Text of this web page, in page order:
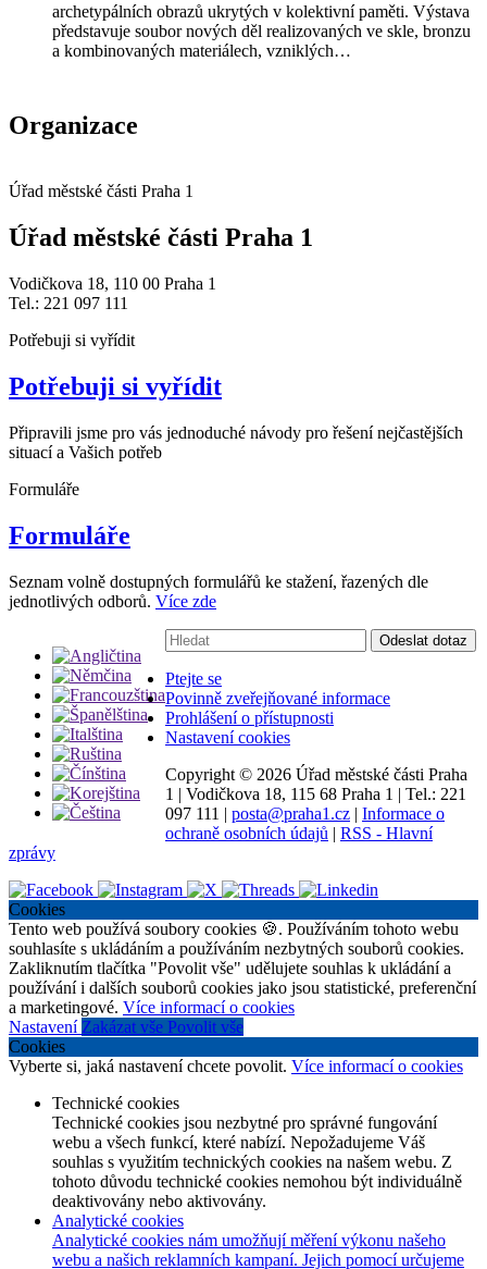
archetypálních obrazů ukrytých v kolektivní paměti. Výstava
představuje soubor nových děl realizovaných ve skle, bronzu
a kombinovaných materiálech, vzniklých…
Organizace
Úřad městské části Praha 1
Úřad městské části Praha 1
Vodičkova 18, 110 00 Praha 1
Tel.: 221 097 111
Potřebuji si vyřídit
Potřebuji si vyřídit
Připravili jsme pro vás jednoduché návody pro řešení nejčastějších
situací a Vašich potřeb
Formuláře
Formuláře
Seznam volně dostupných formulářů ke stažení, řazených dle
jednotlivých odborů. Více zde
Vyhledávání:
Odeslat dotaz
Ptejte se
Povinně zveřejňované informace
Prohlášení o přístupnosti
Nastavení cookies
Copyright © 2026 Úřad městské části Praha
1 | Vodičkova 18, 115 68 Praha 1 | Tel.: 221
097 111 | posta@praha1.cz | Informace o
ochraně osobních údajů | RSS - Hlavní
zprávy
Cookies
Tento web používá soubory cookies 🍪. Používáním tohoto webu
souhlasíte s ukládáním a používáním nezbytných souborů cookies.
Zakliknutím tlačítka "Povolit vše" udělujete souhlas k ukládání a
používání i dalších souborů cookies jako jsou statistické, preferenční
a marketingové. Více informací o cookies
Nastavení Zakázat vše Povolit vše
Cookies
Vyberte si, jaká nastavení chcete povolit. Více informací o cookies
Technické cookies
Technické cookies jsou nezbytné pro správné fungování
webu a všech funkcí, které nabízí. Nepožadujeme Váš
souhlas s využitím technických cookies na našem webu. Z
tohoto důvodu technické cookies nemohou být individuálně
deaktivovány nebo aktivovány.
Analytické cookies
Analytické cookies nám umožňují měření výkonu našeho
webu a našich reklamních kampaní. Jejich pomocí určujeme